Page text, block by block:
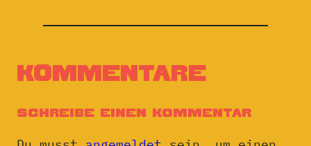
Kommentare
Schreibe einen Kommentar